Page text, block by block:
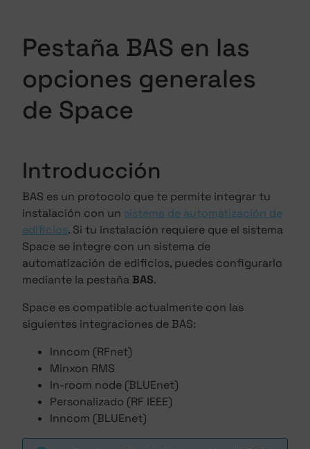
Pestaña BAS en las
opciones generales
de Space
Introducción
BAS es un protocolo que te permite integrar tu
instalación con un sistema de automatización de
edificios. Si tu instalación requiere que el sistema
Space se integre con un sistema de
automatización de edificios, puedes configurarlo
mediante la pestaña BAS.
Space es compatible actualmente con las
siguientes integraciones de BAS:
Inncom (RFnet)
Minxon RMS
In-room node (BLUEnet)
Personalizado (RF IEEE)
Inncom (BLUEnet)